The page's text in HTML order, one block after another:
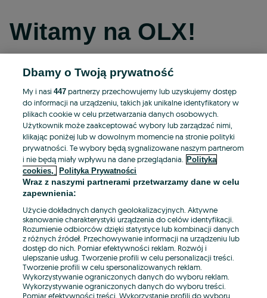
Witamy na OLX!
Kontynuuj przez Facebooka
Kontynuuj przez konto Apple
Kontynuuj przez konto Google
LUB
E-mail
Hasło
Dbamy o Twoją prywatność
My i nasi447 partnerzy przechowujemy lub uzyskujemy dostęp
do informacji na urządzeniu, takich jak unikalne identyfikatory w
plikach cookie w celu przetwarzania danych osobowych.
Użytkownik może zaakceptować wybory lub zarządzać nimi,
klikając poniżej lub w dowolnym momencie na stronie polityki
prywatności. Te wybory będą sygnalizowane naszym partnerom
i nie będą miały wpływu na dane przeglądania.
Polityka
cookies,
Polityka Prywatności
Wraz z naszymi partnerami przetwarzamy dane w celu
zapewnienia:
Użycie dokładnych danych geolokalizacyjnych. Aktywne
skanowanie charakterystyki urządzenia do celów identyfikacji.
Rozumienie odbiorców dzięki statystyce lub kombinacji danych
z różnych źródeł. Przechowywanie informacji na urządzeniu lub
dostęp do nich. Pomiar efektywności reklam. Rozwój i
ulepszanie usług. Tworzenie profili w celu personalizacji treści.
Tworzenie profili w celu spersonalizowanych reklam.
Wykorzystywanie ograniczonych danych do wyboru reklam.
Wykorzystywanie ograniczonych danych do wyboru treści.
Pomiar efektywności treści. Wykorzystanie profili do wyboru